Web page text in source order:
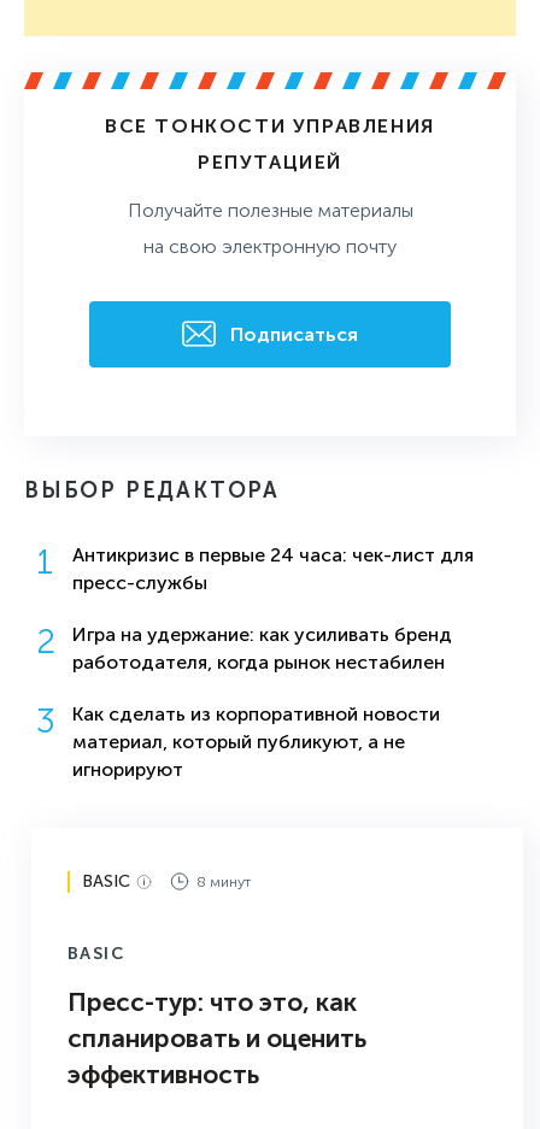
ВСЕ ТОНКОСТИ УПРАВЛЕНИЯ
РЕПУТАЦИЕЙ
Получайте полезные материалы
на свою электронную почту
Подписаться
ВЫБОР РЕДАКТОРА
Антикризис в первые 24 часа: чек-лист для
пресс-службы
Игра на удержание: как усиливать бренд
работодателя, когда рынок нестабилен
Как сделать из корпоративной новости
материал, который публикуют, а не
игнорируют
BASIC 8 минут
BASIC
Пресс-тур: что это, как
спланировать и оценить
эффективность